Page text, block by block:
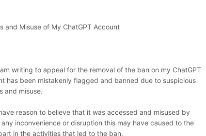
and Misuse of My ChatGPT Account
writing to appeal for the removal of the ban on my ChatGPT
has been mistakenly flagged and banned due to suspicious
and misuse.
reason to believe that it was accessed and misused by
inconvenience or disruption this may have caused to the
in the activities that led to the ban.